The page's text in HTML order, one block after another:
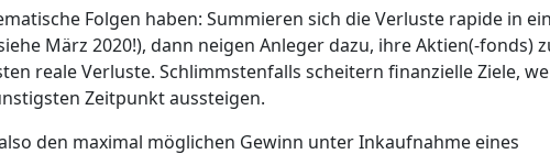
Folgen haben: Summieren sich die Verluste rapide in
März 2020!), dann neigen Anleger dazu, ihre Aktien(-fonds)
reale Verluste. Schlimmstenfalls scheitern finanzielle Ziele,
Zeitpunkt aussteigen.
den maximal möglichen Gewinn unter Inkaufnahme eines